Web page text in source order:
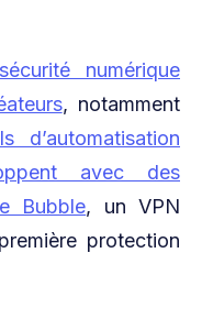
numérique
, notamment
d’automatisation
avec des
Bubble, un VPN
protection